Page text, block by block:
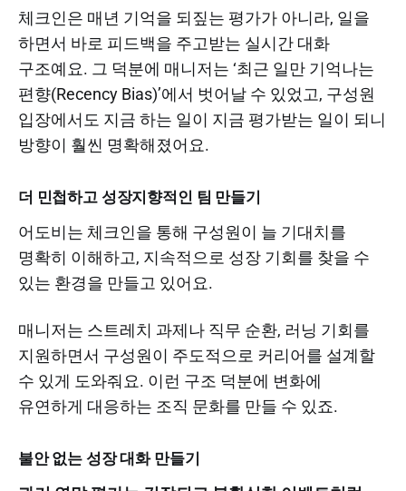
체크인은 매년 기억을 되짚는 평가가 아니라, 일을
하면서 바로 피드백을 주고받는 실시간 대화
구조예요. 그 덕분에 매니저는 ‘최근 일만 기억나는
편향(Recency Bias)’에서 벗어날 수 있었고, 구성원
입장에서도 지금 하는 일이 지금 평가받는 일이 되니
방향이 훨씬 명확해졌어요.
더 민첩하고 성장지향적인 팀 만들기
어도비는 체크인을 통해 구성원이 늘 기대치를
명확히 이해하고, 지속적으로 성장 기회를 찾을 수
있는 환경을 만들고 있어요.
매니저는 스트레치 과제나 직무 순환, 러닝 기회를
지원하면서 구성원이 주도적으로 커리어를 설계할
수 있게 도와줘요. 이런 구조 덕분에 변화에
유연하게 대응하는 조직 문화를 만들 수 있죠.
불안 없는 성장 대화 만들기